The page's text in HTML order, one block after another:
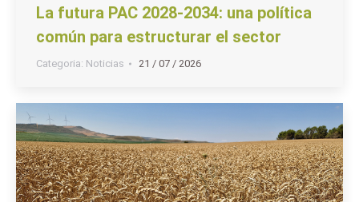
La futura PAC 2028-2034: una política
común para estructurar el sector
Categoria: Noticias 21 / 07 / 2026